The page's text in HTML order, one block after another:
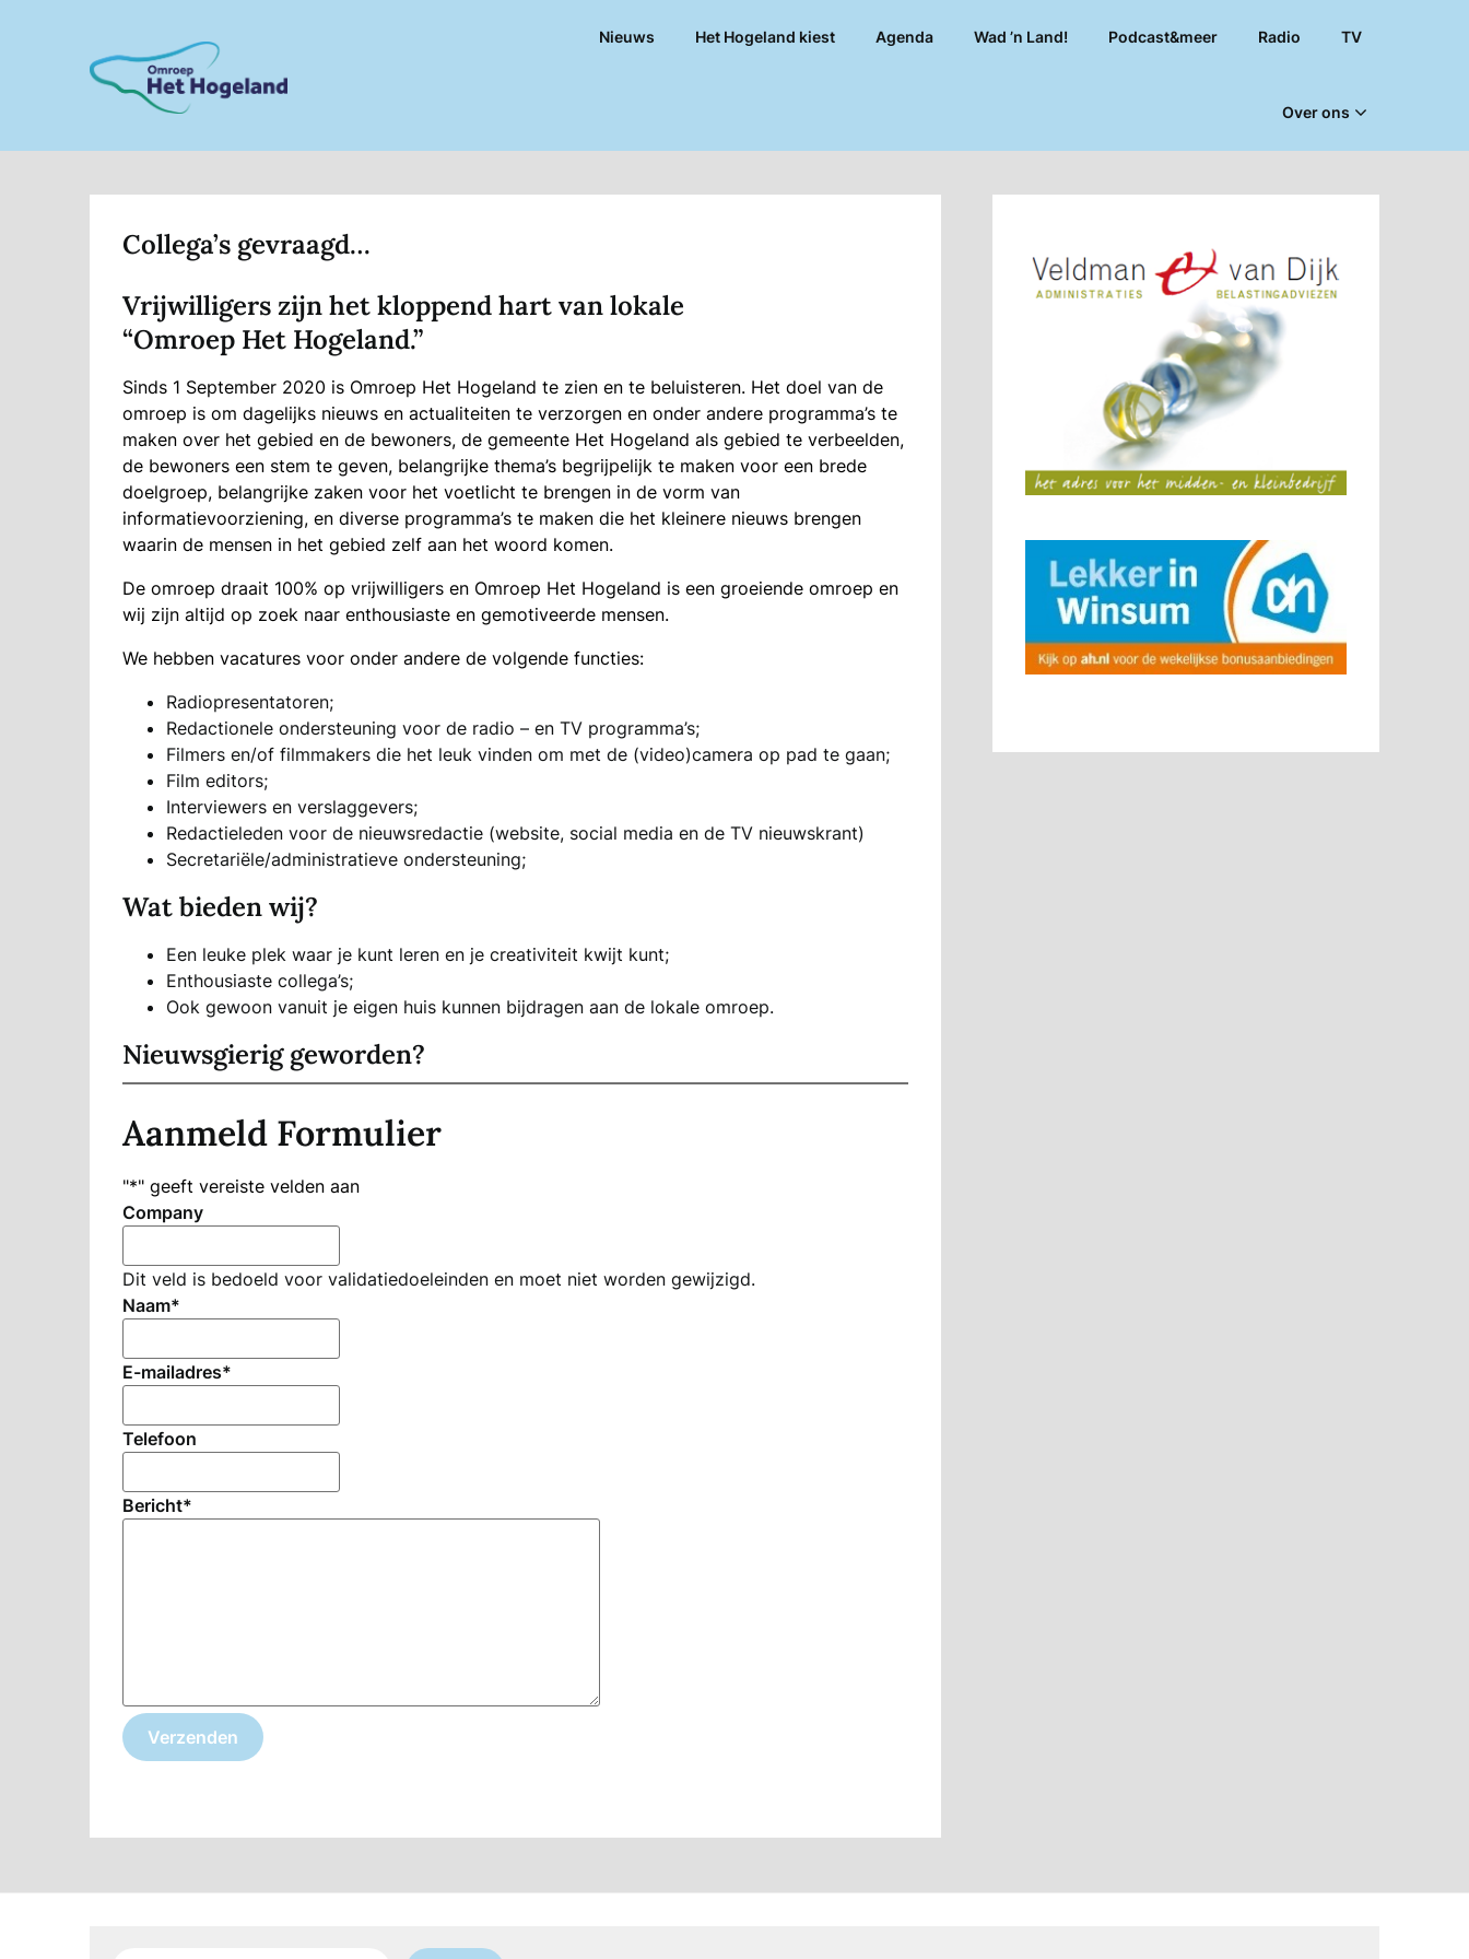
Nieuws Het Hogeland kiest Agenda Wad ’n Land! Podcast&meer Radio TV
Over ons
Collega’s gevraagd…
Vrijwilligers zijn het kloppend hart van lokale
“Omroep Het Hogeland.”
Sinds 1 September 2020 is Omroep Het Hogeland te zien en te beluisteren. Het doel van de
omroep is om dagelijks nieuws en actualiteiten te verzorgen en onder andere programma’s te
maken over het gebied en de bewoners, de gemeente Het Hogeland als gebied te verbeelden,
de bewoners een stem te geven, belangrijke thema’s begrijpelijk te maken voor een brede
doelgroep, belangrijke zaken voor het voetlicht te brengen in de vorm van
informatievoorziening, en diverse programma’s te maken die het kleinere nieuws brengen
waarin de mensen in het gebied zelf aan het woord komen.
De omroep draait 100% op vrijwilligers en Omroep Het Hogeland is een groeiende omroep en
wij zijn altijd op zoek naar enthousiaste en gemotiveerde mensen.
We hebben vacatures voor onder andere de volgende functies:
Radiopresentatoren;
Redactionele ondersteuning voor de radio – en TV programma’s;
Filmers en/of filmmakers die het leuk vinden om met de (video)camera op pad te gaan;
Film editors;
Interviewers en verslaggevers;
Redactieleden voor de nieuwsredactie (website, social media en de TV nieuwskrant)
Secretariële/administratieve ondersteuning;
Wat bieden wij?
Een leuke plek waar je kunt leren en je creativiteit kwijt kunt;
Enthousiaste collega’s;
Ook gewoon vanuit je eigen huis kunnen bijdragen aan de lokale omroep.
Nieuwsgierig geworden?
Aanmeld Formulier
"*" geeft vereiste velden aan
Company
Dit veld is bedoeld voor validatiedoeleinden en moet niet worden gewijzigd.
Naam*
E-mailadres*
Telefoon
Bericht*
Verzenden